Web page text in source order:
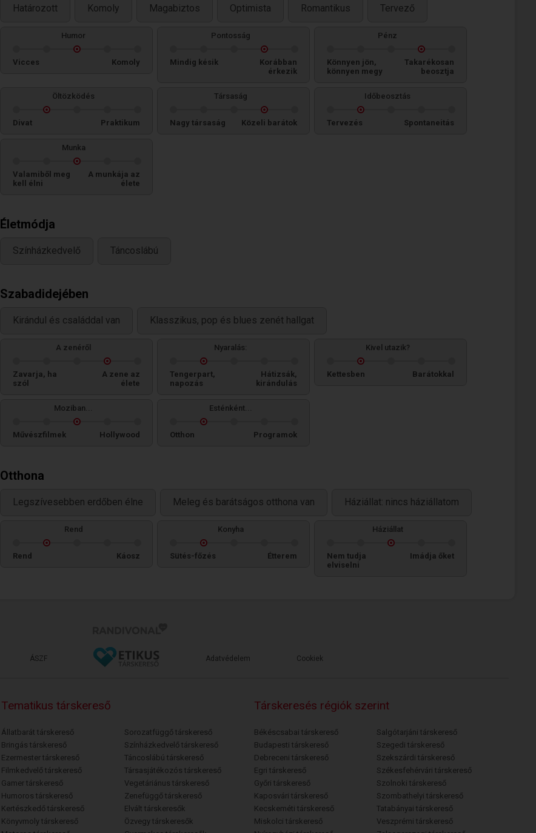
Határozott Komoly Magabiztos Optimista Romantikus Tervező
Humor
Vicces Komoly
Pontosság
Mindig késik
Korábban
érkezik
Pénz
Könnyen jön,
könnyen megy
Takarékosan
beosztja
Öltözködés
Divat Praktikum
Társaság
Nagy társaság Közeli barátok
Időbeosztás
Tervezés Spontaneitás
Munka
Valamiből meg
kell élni
A munkája az
élete
Életmódja
Színházkedvelő Táncoslábú
Szabadidejében
Kirándul és családdal van Klasszikus, pop és blues zenét hallgat
A zenéről
Zavarja, ha
szól
A zene az
élete
Nyaralás:
Tengerpart,
napozás
Hátizsák,
kirándulás
Kivel utazik?
Kettesben Barátokkal
Moziban...
Művészfilmek Hollywood
Esténként...
Otthon Programok
Otthona
Legszívesebben erdőben élne Meleg és barátságos otthona van Háziállat: nincs háziállatom
Rend
Rend Káosz
Konyha
Sütés-főzés Étterem
Háziállat
Nem tudja
elviselni
Imádja őket
ÁSZF Adatvédelem Cookiek
Tematikus társkereső
Állatbarát társkereső
Bringás társkereső
Ezermester társkereső
Filmkedvelő társkereső
Gamer társkereső
Humoros társkereső
Kertészkedő társkereső
Könyvmoly társkereső
Sorozatfüggő társkereső
Színházkedvelő társkereső
Táncoslábú társkereső
Társasjátékozós társkereső
Vegetáriánus társkereső
Zenefüggő társkereső
Elvált társkeresők
Özvegy társkeresők
Társkeresés régiók szerint
Békéscsabai társkereső
Budapesti társkereső
Debreceni társkereső
Egri társkereső
Győri társkereső
Kaposvári társkereső
Kecskeméti társkereső
Miskolci társkereső
Salgótarjáni társkereső
Szegedi társkereső
Szekszárdi társkereső
Székesfehérvári társkereső
Szolnoki társkereső
Szombathelyi társkereső
Tatabányai társkereső
Veszprémi társkereső